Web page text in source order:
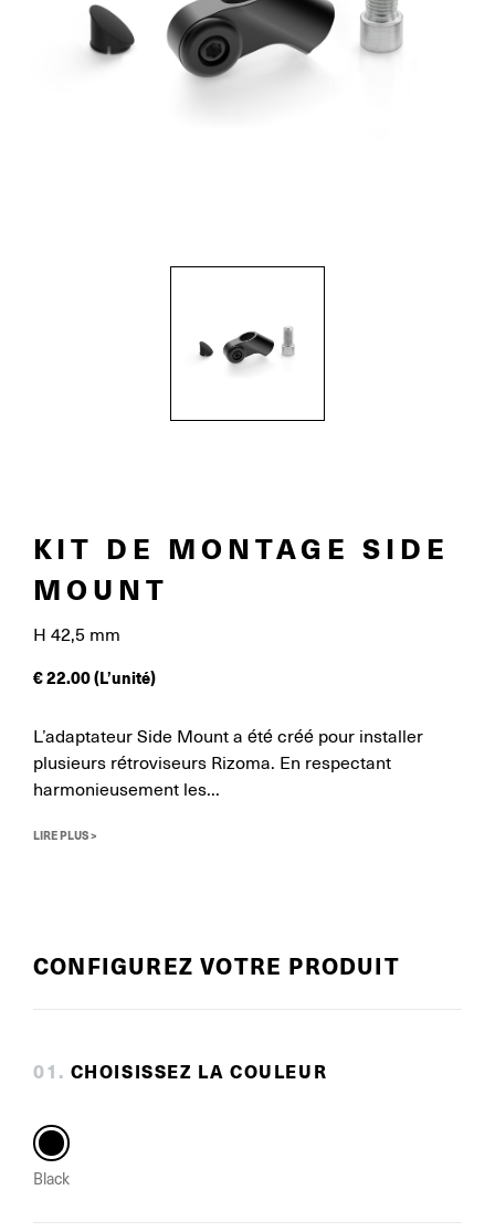
KIT DE MONTAGE SIDE
MOUNT
H 42,5 mm
€22.00(L’unité)
L’adaptateur Side Mount a été créé pour installer
plusieurs rétroviseurs Rizoma. En respectant
harmonieusement les...
LIRE PLUS >
CONFIGUREZ VOTRE PRODUIT
01 . CHOISISSEZ LA COULEUR
Black